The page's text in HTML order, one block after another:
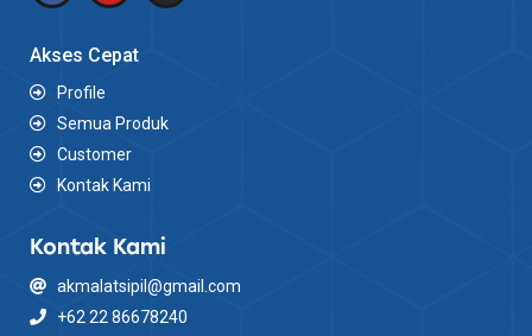
Akses Cepat
Profile
Semua Produk
Customer
Kontak Kami
Kontak Kami
akmalatsipil@gmail.com
+62 22 86678240